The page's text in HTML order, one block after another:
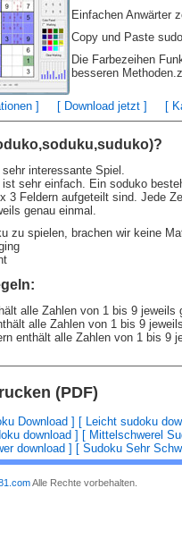
Einfachen Anwärter
Copy und Paste
Die Farbezeihen
besseren
] [ Download jetzt ] [
interessante Spiel.
ist sehr einfach. Ein soduko
3 Feldern aufgeteilt sind. Jede
genau einmal.
zu spielen, brachen wir keine
alle Zahlen von 1 bis 9 jeweils
alle Zahlen von 1 bis 9
enthält alle Zahlen von 1 bis 9
(PDF)
Download ] [ Leicht sudoku
download ] [ Mittelschwerel
download ] [ Sudoku Sehr
Alle Rechte vorbehalten.